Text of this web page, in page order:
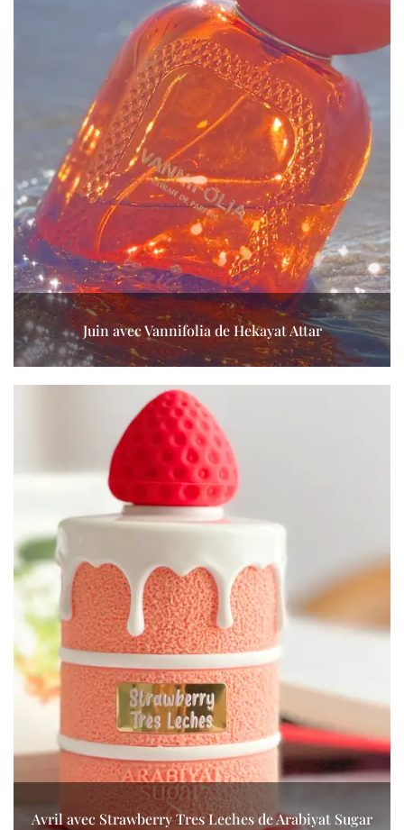
Juin avec Vannifolia de Hekayat Attar
Avril avec Strawberry Tres Leches de Arabiyat Sugar